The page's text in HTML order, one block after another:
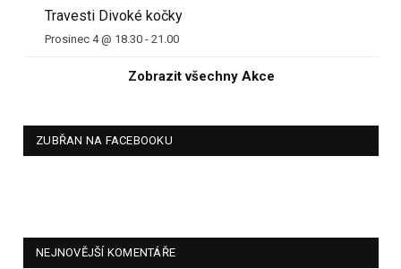
Travesti Divoké kočky
Prosinec 4 @ 18.30 - 21.00
Zobrazit všechny Akce
ZUBŘAN NA FACEBOOKU
NEJNOVĚJŠÍ KOMENTÁŘE